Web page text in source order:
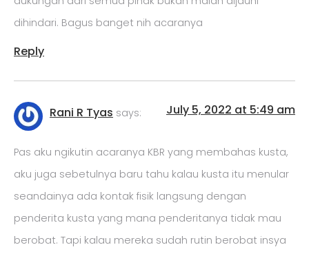
dihindari. Bagus banget nih acaranya
Reply
Rani R Tyas says: July 5, 2022 at 5:49 am
Pas aku ngikutin acaranya KBR yang membahas kusta,
aku juga sebetulnya baru tahu kalau kusta itu menular
seandainya ada kontak fisik langsung dengan
penderita kusta yang mana penderitanya tidak mau
berobat. Tapi kalau mereka sudah rutin berobat insya